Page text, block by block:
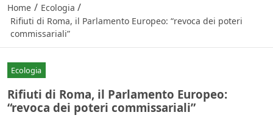
Home / Ecologia /
Rifiuti di Roma, il Parlamento Europeo: “revoca dei poteri
commissariali”
Ecologia
Rifiuti di Roma, il Parlamento Europeo:
“revoca dei poteri commissariali”